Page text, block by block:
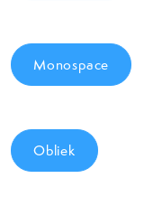
Monospace
Obliek